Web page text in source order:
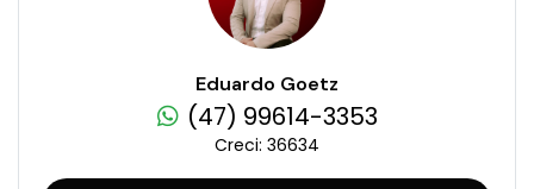
Eduardo Goetz
(47) 99614-3353
Creci: 36634